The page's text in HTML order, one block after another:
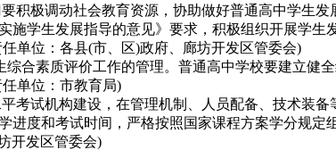
积极调动社会教育资源，协助做好普通高中学生
学生发展指导的意见》要求，积极组织开展学生
单位：各县(市、区)政府、廊坊开发区管委会)
合素质评价工作的管理。普通高中学校要建立健
单位：市教育局)
考试机构建设，在管理机制、人员配备、技术装
度和考试时间，严格按照国家课程方案学分规定
开发区管委会)